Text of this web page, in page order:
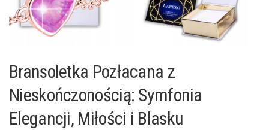
Bransoletka Pozłacana z
Nieskończonością: Symfonia
Elegancji, Miłości i Blasku